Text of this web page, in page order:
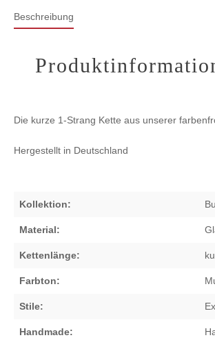
Beschreibung
Die kurze 1-Strang Kette aus unserer
Hergestellt in Deutschland
Kollektion:
Material:
Kettenlänge:
Farbton:
Stile:
Handmade: